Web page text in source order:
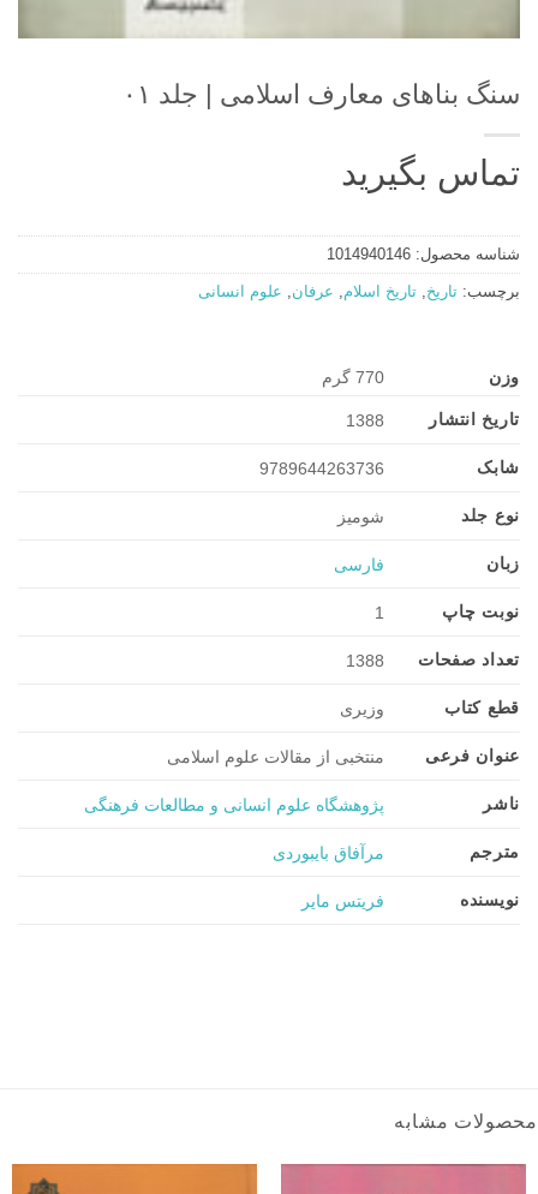
سنگ بناهای معارف اسلامی | جلد ۰۱
تماس بگیرید
شناسه محصول: 1014940146
برچسب: تاریخ تاریخ اسلام عرفان علوم انسانی
وزن 770 گرم
تاریخ انتشار 1388
شابک 9789644263736
نوع جلد شومیز
زبان فارسی
نوبت چاپ 1
تعداد صفحات 1388
قطع کتاب وزیری
عنوان فرعی منتخبی از مقالات علوم اسلامی
ناشر پژوهشگاه علوم انسانی و مطالعات فرهنگی
مترجم مرآفاق بایبوردی
نویسنده فریتس مایر
محصولات مشابه